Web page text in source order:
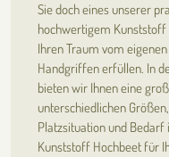
Sie doch eines unserer
hochwertigem Kunststoff
Ihren Traum vom
Handgriffen erfüllen. In
bieten wir Ihnen eine
unterschiedlichen
Platzsituation und
Kunststoff Hochbeet für